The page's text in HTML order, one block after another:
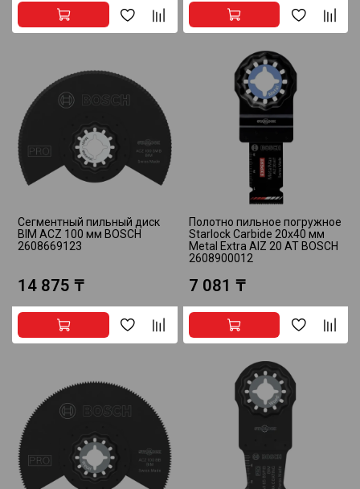
Сегментный пильный диск
BIM ACZ 100 мм BOSCH
2608669123
14 875 ₸
Полотно пильное погружное
Starlock Carbide 20x40 мм
Metal Extra AIZ 20 AT BOSCH
2608900012
7 081 ₸